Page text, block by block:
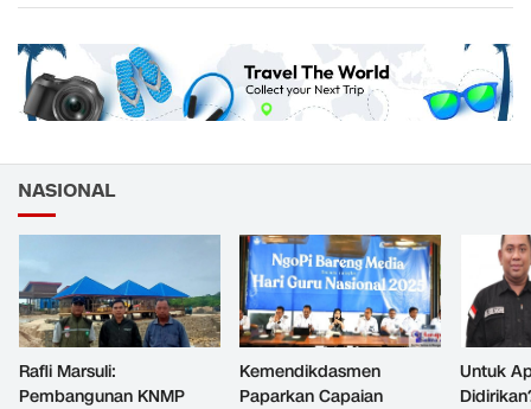
NASIONAL
Rafli Marsuli:
Pembangunan KNMP
Kemendikdasmen
Paparkan Capaian
Untuk